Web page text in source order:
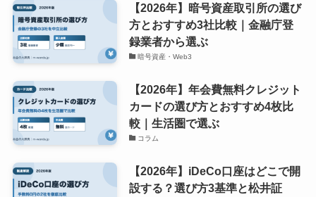
【2026年】暗号資産取引所の選び
方とおすすめ3社比較｜金融庁登
録業者から選ぶ
暗号資産・Web3
【2026年】年会費無料クレジット
カードの選び方とおすすめ4枚比
較｜生活圏で選ぶ
コラム
【2026年】iDeCo口座はどこで開
設する？選び方3基準と松井証